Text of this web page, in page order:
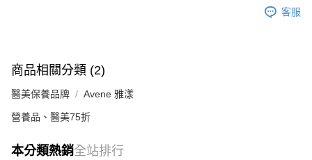
客服
商品相關分類 (2)
醫美保養品牌 Avene 雅漾
營養品、醫美75折
本分類熱銷全站排行